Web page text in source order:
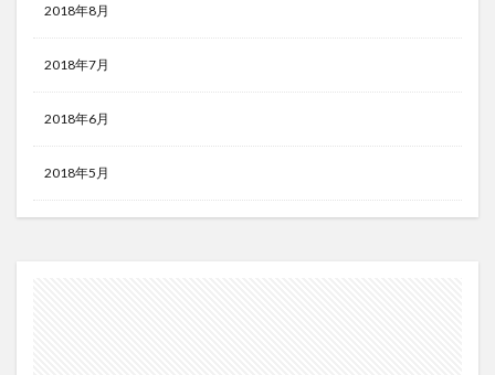
2018年8月
2018年7月
2018年6月
2018年5月